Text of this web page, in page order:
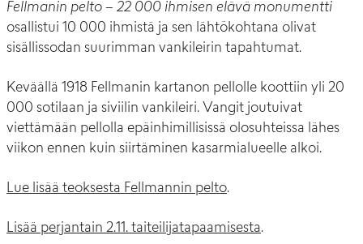
Fellmanin pelto – 22 000 ihmisen elävä monumentti
osallistui 10 000 ihmistä ja sen lähtökohtana olivat
sisällissodan suurimman vankileirin tapahtumat.
Keväällä 1918 Fellmanin kartanon pellolle koottiin yli 20
000 sotilaan ja siviilin vankileiri. Vangit joutuivat
viettämään pellolla epäinhimillisissä olosuhteissa lähes
viikon ennen kuin siirtäminen kasarmialueelle alkoi.
Lue lisää teoksesta Fellmannin pelto.
Lisää perjantain 2.11. taiteilijatapaamisesta.